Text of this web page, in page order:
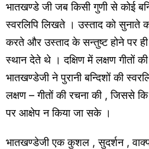
भातखण्डे जी जब किसी गुणी से कोई
स्वरलिपि लिखते । उस्ताद को सुनाते
करते और उस्ताद के सन्तुष्ट होने पर
स्थान देते थे । दक्षिण में लक्षण गीतों की
भातखण्डेजी ने पुरानी बन्दिशों की
लक्षण – गीतों की रचना की , जिससे
पर आक्षेप न किया जा सके ।
भातखण्डेजी एक कुशल , सुदर्शन ,